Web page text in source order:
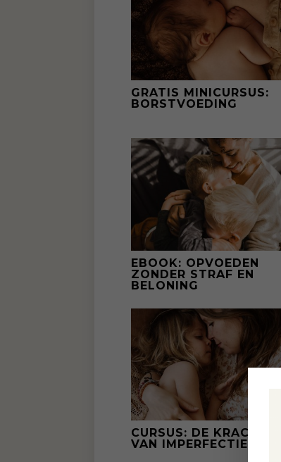
GRATIS MINICURSUS:
BORSTVOEDING
EBOOK: OPVOEDEN
ZONDER STRAF EN
BELONING
CURSUS: DE KRACHT
VAN IMPERFECTIE